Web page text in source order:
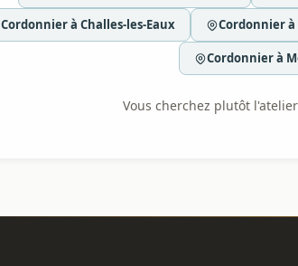
Cordonnier à Challes-les-Eaux Cordonnier à
Cordonnier à
Vous cherchez plutôt